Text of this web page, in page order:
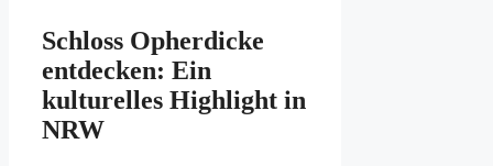
Schloss Opherdicke
entdecken: Ein
kulturelles Highlight in
NRW